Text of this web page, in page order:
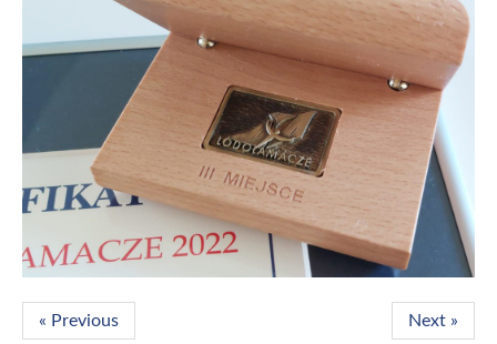
« Previous Next »